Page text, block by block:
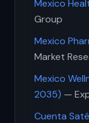
Mexico
Group
Mexico
Market
Mexico
2035) —
Cuenta